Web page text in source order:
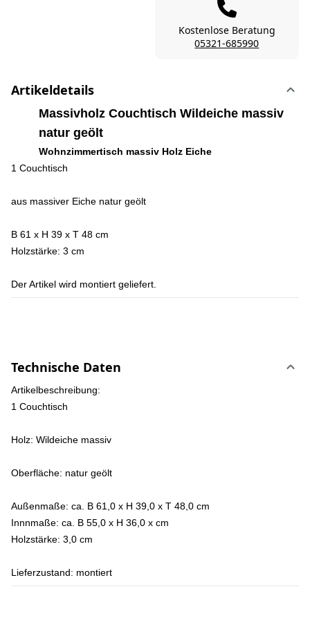
Kostenlose Beratung
05321-685990
Artikeldetails
Massivholz Couchtisch Wildeiche massiv
natur geölt
Wohnzimmertisch massiv Holz Eiche
1 Couchtisch
aus massiver Eiche natur geölt
B 61 x H 39 x T 48 cm
Holzstärke: 3 cm
Der Artikel wird montiert geliefert.
Technische Daten
Artikelbeschreibung:
1 Couchtisch
Holz: Wildeiche massiv
Oberfläche: natur geölt
Außenmaße: ca. B 61,0 x H 39,0 x T 48,0 cm
Innnmaße: ca. B 55,0 x H 36,0 x cm
Holzstärke: 3,0 cm
Lieferzustand: montiert